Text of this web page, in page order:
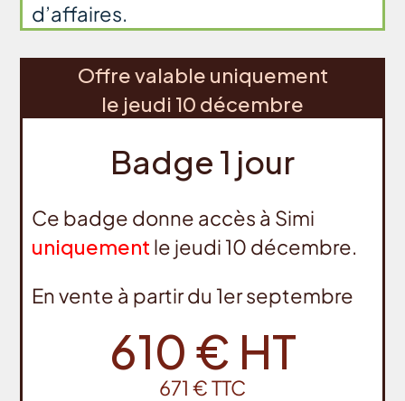
d’affaires.
Offre valable uniquement
le jeudi 10 décembre
Badge 1 jour
Ce badge donne accès à Simi
uniquement le jeudi 10 décembre.
En vente à partir du 1er septembre
610 € HT
671 € TTC